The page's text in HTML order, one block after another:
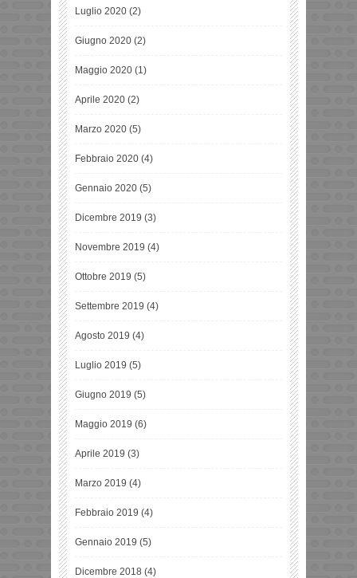
Luglio 2020 (2)
Giugno 2020 (2)
Maggio 2020 (1)
Aprile 2020 (2)
Marzo 2020 (5)
Febbraio 2020 (4)
Gennaio 2020 (5)
Dicembre 2019 (3)
Novembre 2019 (4)
Ottobre 2019 (5)
Settembre 2019 (4)
Agosto 2019 (4)
Luglio 2019 (5)
Giugno 2019 (5)
Maggio 2019 (6)
Aprile 2019 (3)
Marzo 2019 (4)
Febbraio 2019 (4)
Gennaio 2019 (5)
Dicembre 2018 (4)